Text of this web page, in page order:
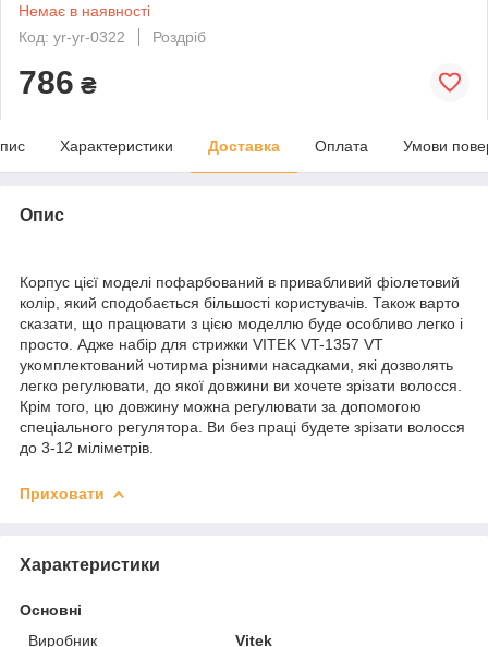
Немає в наявності
Код: yr-yr-0322
Роздріб
786 ₴
Характеристики Доставка Оплата Умови
Опис
Корпус цієї моделі пофарбований в привабливий фіолетовий
колір, який сподобається більшості користувачів. Також варто
сказати, що працювати з цією моделлю буде особливо легко і
просто. Адже набір для стрижки VITEK VT-1357 VT
укомплектований чотирма різними насадками, які дозволять
легко регулювати, до якої довжини ви хочете зрізати волосся.
Крім того, цю довжину можна регулювати за допомогою
спеціального регулятора. Ви без праці будете зрізати волосся
до 3-12 міліметрів.
Приховати
Характеристики
Основні
Виробник
Vitek